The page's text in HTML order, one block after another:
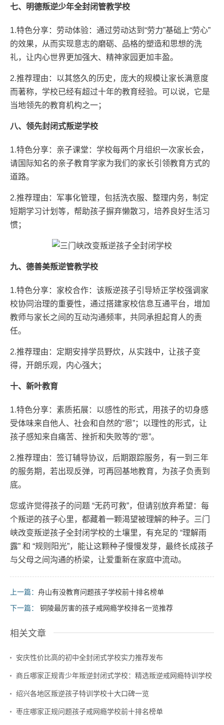
七、明德叛逆少年全封闭管教学校
1.特色分享：劳动体验：通过劳动达到“劳力”基础上“劳心”
的效果，从而实现意志的磨砺、品格的塑造和思想的洗
礼，让内心世界更加强大、精神家园更加丰盈。
2.推荐理由：以其悠久的历史，庞大的规模让家长满意度
而著称，学校已经有超过十年的教育经验。可以说，它是
当地领先的教育机构之一；
八、领先封闭式叛逆学校
1.特色分享：亲子课堂：学校每两个月组织一次家长会，
请国际知名的亲子教育学家为我们的家长引领教育方式的
道路。
2.推荐理由：军事化管理，包括洗衣服、整理内务，制定
短期学习计划等，帮助孩子摒弃懒散习，培养良好生活习
惯；
九、德善美叛逆管教学校
1.特色分享：家校合作：该叛逆孩子引导矫正学校强调家
校协同治理的重要性，通过搭建家校信息互通平台，增加
教师与家长之间的互动沟通频率，共同承担起育人的责
任。
2.推荐理由：定期安排学员野炊，从实践中，让孩子变
得，开朗乐观，内心强大；
十、新叶教育
1.特色分享：素质拓展：以感性的形式，用孩子的切身感
受体味来自他人、社会和自然的“恩”；以理性的形式，让
孩子感知来自痛苦、挫折和失败等的“恩”。
2.推荐理由：签订辅导协议，后期跟踪服务，有一到三年
的服务期，若出现反弹，可再回基地教育，为孩子负责到
底。
您或许觉得孩子的问题 “无药可救”，但请别放弃希望：每
个叛逆的孩子心里，都藏着一颗渴望被理解的种子。三门
峡改变叛逆孩子全封闭学校的土壤里，有充足的 “理解雨
露” 和 “规则阳光”，能让这颗种子慢慢发芽，最终长成孩子
与父母之间沟通的桥梁，让爱重新在家庭中流动。
上一篇： 舟山有没教育问题孩子学校前十排名榜单
下一篇：
铜陵最厉害的孩子戒网瘾学校排名一览推荐
相关文章
安庆性价比高的初中全封闭式学校实力推荐发布
商丘哪家正规青少年叛逆封闭式学校：精选叛逆戒网瘾特训学校
绍兴各地区叛逆孩子特训学校十大口碑一览
枣庄哪家正规问题孩子戒网瘾学校前十排名榜单